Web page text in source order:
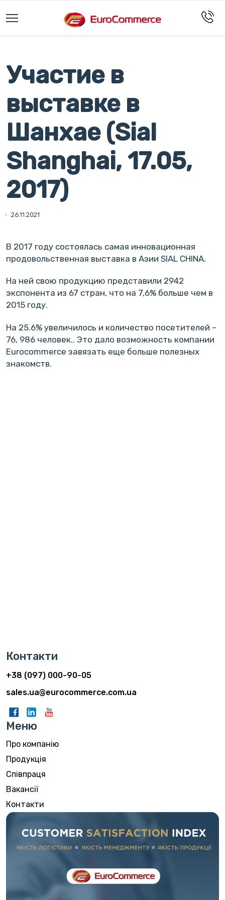
Участие в
выставке в
Шанхае (Sial
Shanghai, 17.05,
2017)
26.11.2021
В 2017 году состоялась самая инновационная
продовольственная выставка в Азии SIAL CHINA.
На ней свою продукцию представили 2942
экспонента из 67 стран, что на 7,6% больше чем в
2015 году.
На 25.6% увеличилось и количество посетителей –
76, 986 человек.. Это дало возможность компании
Eurocommerce завязать еще больше полезных
знакомств.
Контакти
+38 (097) 000-90-05
sales.ua@eurocommerce.com.ua
Меню
Про компанію
Продукція
Співпраця
Вакансії
Контакти